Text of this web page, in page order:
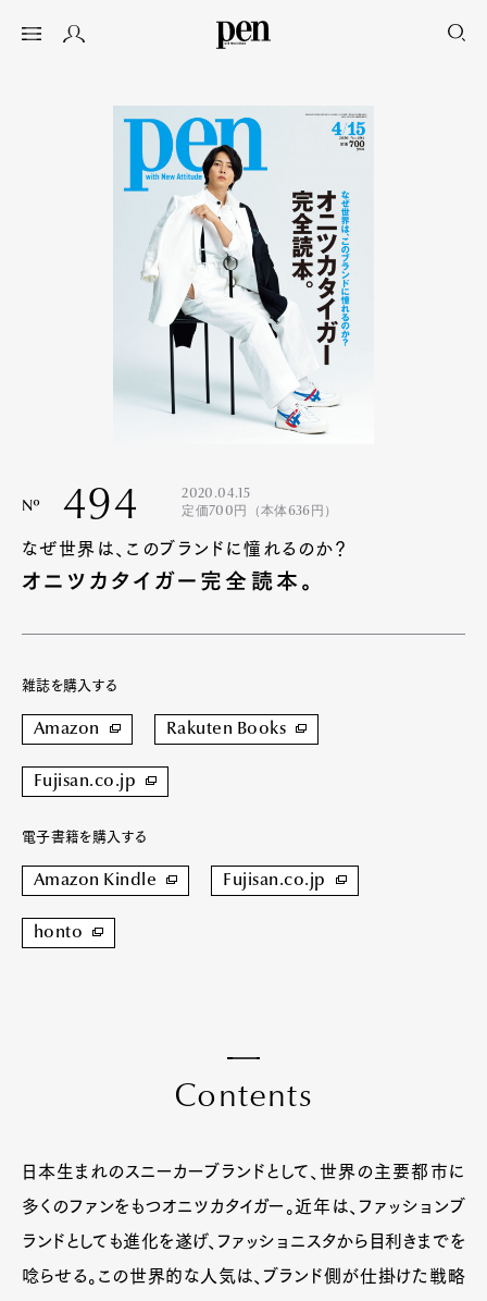
Nº 494
2020.04.15
定価700円（本体636円）
なぜ世界は、このブランドに憧れるのか？
オニツカタイガー完全読本。
雑誌を購入する
Amazon Rakuten Books
Fujisan.co.jp
電子書籍を購入する
Amazon Kindle Fujisan.co.jp
honto
Contents
日本生まれのスニーカーブランドとして、世界の主要都市に
多くのファンをもつオニツカタイガー。近年は、ファッションブ
ランドとしても進化を遂げ、ファッショニスタから目利きまでを
唸らせる。この世界的な人気は、ブランド側が仕掛けた戦略